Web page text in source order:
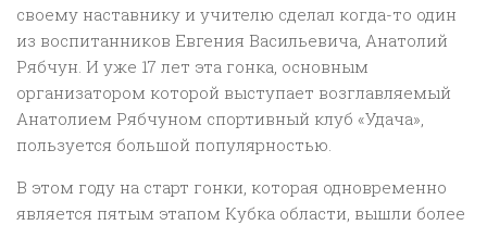
своему наставнику и учителю сделал когда-то один
из воспитанников Евгения Васильевича, Анатолий
Рябчун. И уже 17 лет эта гонка, основным
организатором которой выступает возглавляемый
Анатолием Рябчуном спортивный клуб «Удача»,
пользуется большой популярностью.
В этом году на старт гонки, которая одновременно
является пятым этапом Кубка области, вышли более